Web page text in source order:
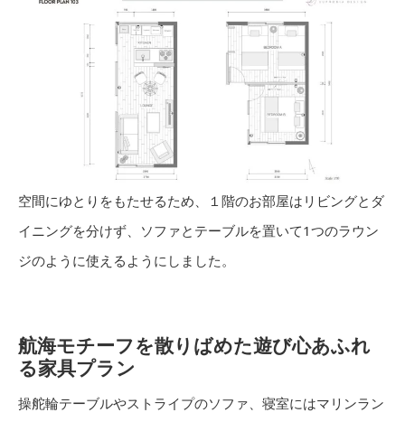
空間にゆとりをもたせるため、１階のお部屋はリビングとダ
イニングを分けず、ソファとテーブルを置いて1つのラウン
ジのように使えるようにしました。
航海モチーフを散りばめた遊び心あふれ
る家具プラン
操舵輪テーブルやストライプのソファ、寝室にはマリンラン